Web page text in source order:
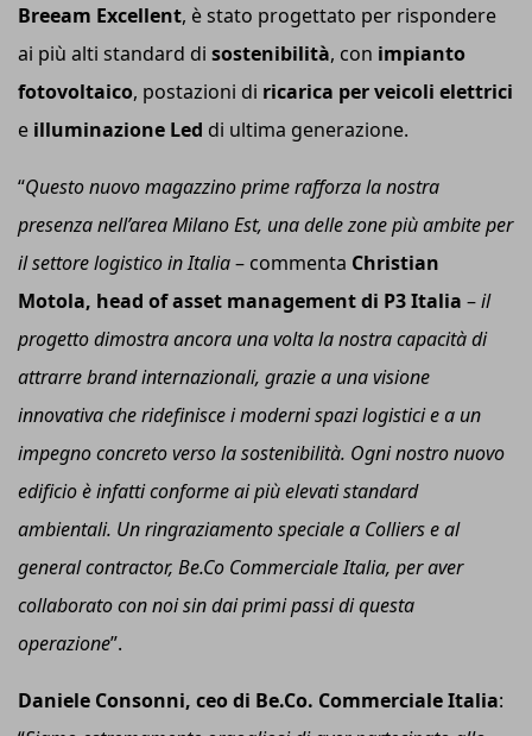
Breeam Excellent, è stato progettato per rispondere
ai più alti standard di sostenibilità, con impianto
fotovoltaico, postazioni di ricarica per veicoli elettrici
e illuminazione Led di ultima generazione.
“Questo nuovo magazzino prime rafforza la nostra
presenza nell’area Milano Est, una delle zone più ambite per
il settore logistico in Italia– commenta Christian
Motola, head of asset management di P3 Italia –il
progetto dimostra ancora una volta la nostra capacità di
attrarre brand internazionali, grazie a una visione
innovativa che ridefinisce i moderni spazi logistici e a un
impegno concreto verso la sostenibilità. Ogni nostro nuovo
edificio è infatti conforme ai più elevati standard
ambientali. Un ringraziamento speciale a Colliers e al
general contractor, Be.Co Commerciale Italia, per aver
collaborato con noi sin dai primi passi di questa
operazione”.
Daniele Consonni, ceo di Be.Co. Commerciale Italia: